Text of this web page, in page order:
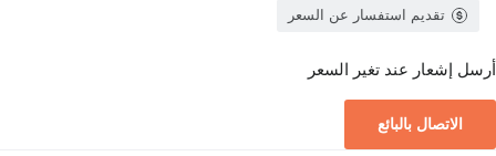
تقديم استفسار عن السعر
أرسل إشعار عند تغير السعر
الاتصال بالبائع